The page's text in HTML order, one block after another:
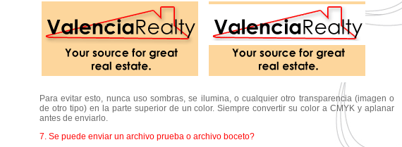
Para evitar esto, nunca uso sombras, se ilumina, o cualquier otro transparencia (imagen o
de otro tipo) en la parte superior de un color. Siempre convertir su color a CMYK y aplanar
antes de enviarlo.
7. Se puede enviar un archivo prueba o archivo boceto?